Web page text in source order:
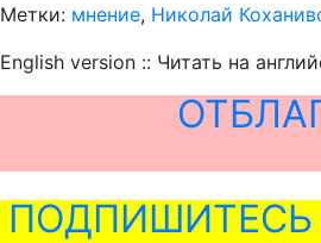
Метки: мнение, Николай
English version :: Читать на
ПОДПИШИТЕСЬ